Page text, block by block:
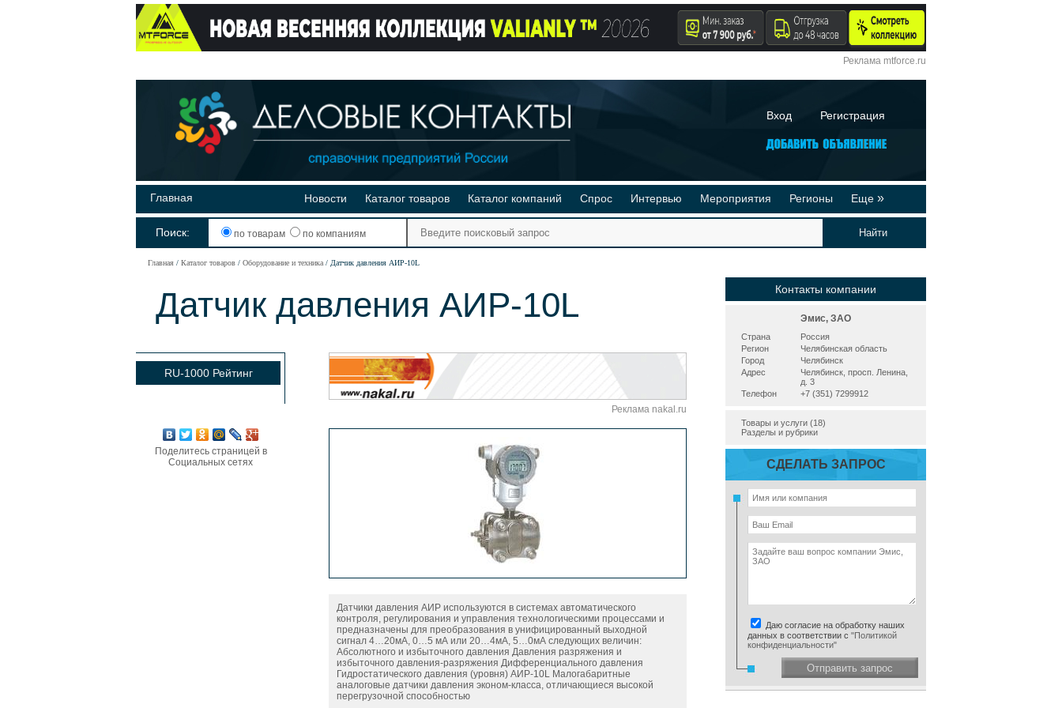
Реклама mtforce.ru
Вход Регистрация
Главная Новости Каталог товаров Каталог компаний Спрос Интервью Мероприятия Регионы Еще »
Реклама на сайте
Поиск: по товарам по компаниям
Главная Каталог товаров Оборудование и техника Датчик давления АИР-10L
Датчик давления АИР-10L
RU-1000 Рейтинг
Поделитесь страницей в
Социальных сетях
Реклама nakal.ru
Датчики давления АИР используются в системах автоматического
контроля, регулирования и управления технологическими процессами и
предназначены для преобразования в унифицированный выходной
сигнал 4…20мА, 0…5 мА или 20…4мА, 5…0мА следующих величин:
Абсолютного и избыточного давления Давления разряжения и
избыточного давления-разряжения Дифференциального давления
Гидростатического давления (уровня) АИР-10L Малогабаритные
аналоговые датчики давления эконом-класса, отличающиеся высокой
перегрузочной способностью
Контакты компании
Эмис, ЗАО
Страна
Россия
Регион
Челябинская область
Город
Челябинск
Адрес
Челябинск, просп. Ленина,
д. 3
Телефон
+7 (351) 7299912
Товары и услуги (18)
Разделы и рубрики
СДЕЛАТЬ ЗАПРОС
Даю согласие на обработку наших
данных в соответствии с "Политикой
конфиденциальности"
Отправить запрос